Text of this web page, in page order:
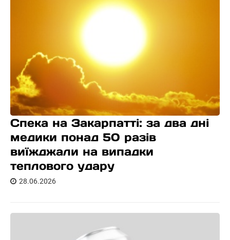
Спека на Закарпатті: за два дні
медики понад 50 разів
виїжджали на випадки
теплового удару
28.06.2026